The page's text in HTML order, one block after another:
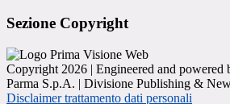
Sezione Copyright
Copyright 2026 | Engineered and powered
Parma S.p.A. | Divisione Publishing &
Disclaimer trattamento dati personali